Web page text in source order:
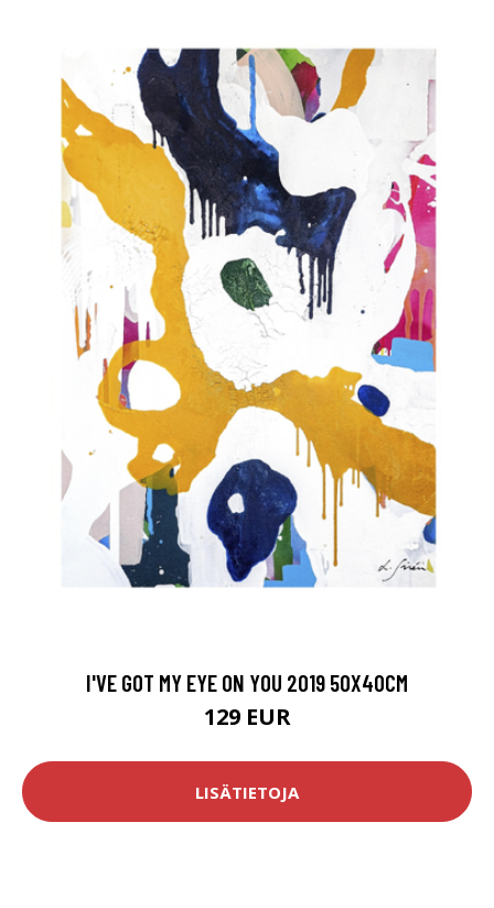
I'VE GOT MY EYE ON YOU 2019 50X40CM
129 EUR
LISÄTIETOJA